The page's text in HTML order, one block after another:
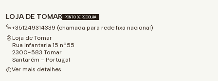
LOJA DE TOMAR PONTO DE RECOLHA
+351249314339 (chamada para rede fixa nacional)
Loja de Tomar
Rua Infantaria 15 nº55
2300-583 Tomar
Santarém - Portugal
Ver mais detalhes